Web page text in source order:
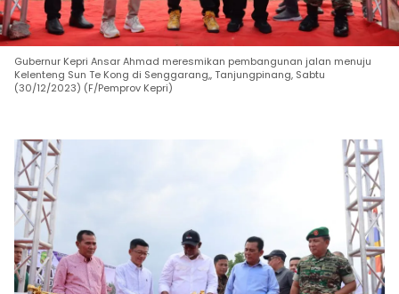
Gubernur Kepri Ansar Ahmad meresmikan pembangunan jalan menuju
Kelenteng Sun Te Kong di Senggarang,, Tanjungpinang, Sabtu
(30/12/2023) (F/Pemprov Kepri)